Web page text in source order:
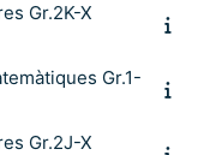
Gr.2K-X
Gr.1-
Gr.2J-X